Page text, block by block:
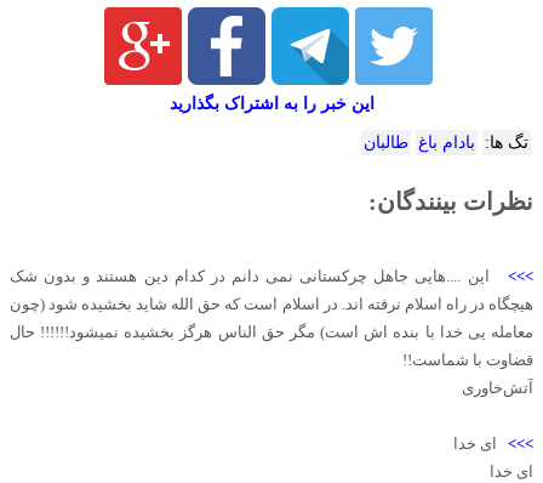
این خبر را به اشتراک بگذارید
تگ ها: بادام باغ طالبان
نظرات بینندگان:
>>> این ....هایی جاهل چرکستانی نمی دانم در کدام دین هستند و بدون شک
هیچگاه در راه اسلام نرفته اند. در اسلام است که حق الله شاید بخشیده شود (چون
معامله یی خدا با بنده اش است) مگر حق الناس هرگز بخشیده نمیشود!!!!!! حال
قضاوت با شماست!!
آتش‌خاوری
>>> ای خدا
ای خدا